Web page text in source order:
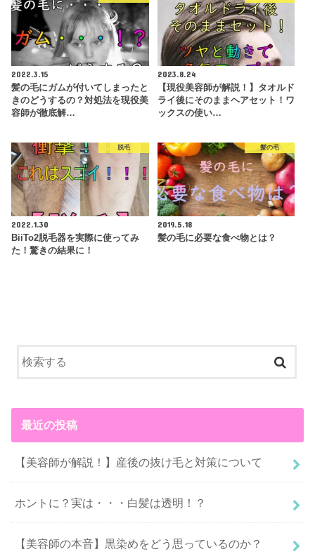
2022.3.15
髪の毛にガムが付いてしまったと
きのどうするの？対処法を現役美
容師が徹底解…
2023.8.24
【現役美容師が解説！】タオルド
ライ後にそのままヘアセット！ワ
ックスの使い…
脱毛
2022.1.30
BiiTo2脱毛器を実際に使ってみ
た！驚きの結果に！
髪の毛
2019.5.18
髪の毛に必要な食べ物とは？
最近の投稿
【美容師が解説！】産後の抜け毛と対策について
ホントに？実は・・・白髪は透明！？
【美容師の本音】黒染めをどう思っているのか？